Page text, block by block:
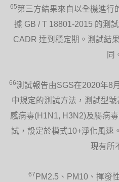
65第三方結果來自以全機進行
據 GB / T 18801-2015 的測
CADR 達到穩定期。測試結
同
66測試報告由SGS在2020年8
中規定的測試方法，測試型
感病毒(H1N1, H3N2)及腸病
試，設定於模式10+淨化風速
現有所
67 PM2.5、PM10、揮發